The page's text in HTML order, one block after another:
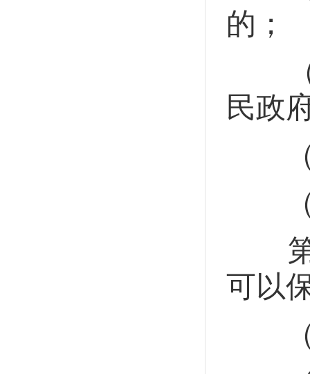
的；
（
民政
（
（
第
可以
（